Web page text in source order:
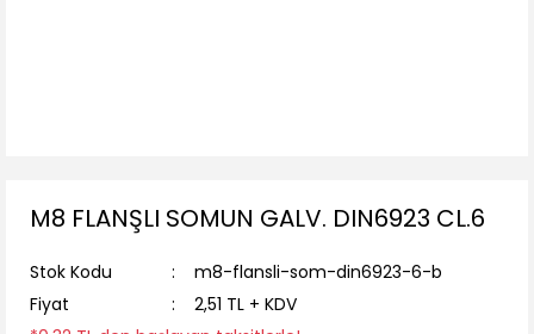
M8 FLANŞLI SOMUN GALV. DIN6923 CL.6
Stok Kodu
m8-flansli-som-din6923-6-b
Fiyat
2,51 TL + KDV